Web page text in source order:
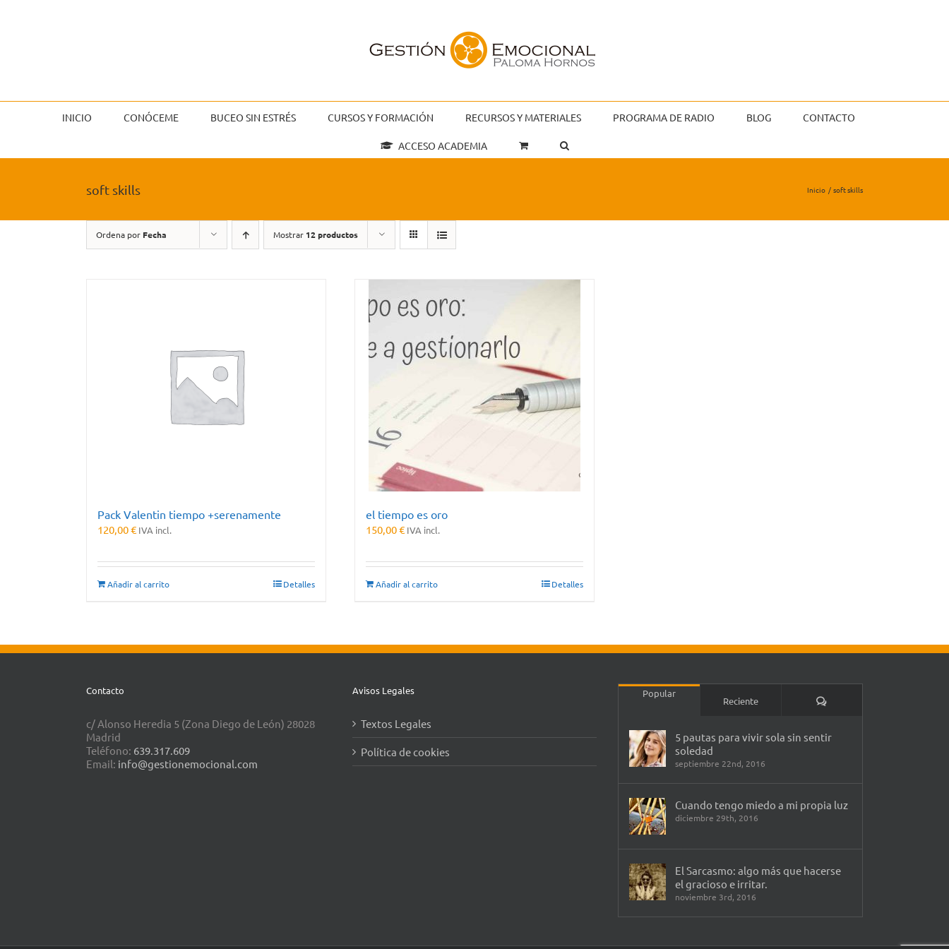
INICIO CONÓCEME BUCEO SIN ESTRÉS CURSOS Y FORMACIÓN RECURSOS Y MATERIALES PROGRAMA DE RADIO BLOG CONTACTO
ACCESO ACADEMIA
soft skills Inicio soft skills
Ordena por Fecha Mostrar 12 productos
Pack Valentin tiempo +serenamente
120,00€ IVA incl.
Añadir al carrito Detalles
el tiempo es oro
150,00€ IVA incl.
Añadir al carrito Detalles
Contacto
c/ Alonso Heredia 5 (Zona Diego de León) 28028
Madrid
Teléfono: 639.317.609
Email: info@gestionemocional.com
Avisos Legales
Textos Legales
Política de cookies
Popular
Reciente Comentarios
5 pautas para vivir sola sin sentir
soledad
septiembre 22nd, 2016
Cuando tengo miedo a mi propia luz
diciembre 29th, 2016
El Sarcasmo: algo más que hacerse
el gracioso e irritar.
noviembre 3rd, 2016